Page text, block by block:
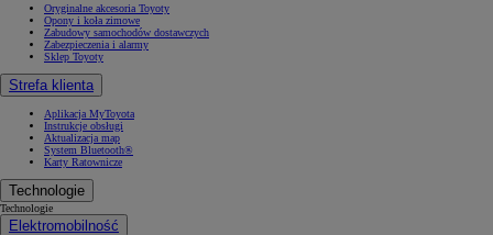
Oryginalne akcesoria Toyoty
Opony i koła zimowe
Zabudowy samochodów dostawczych
Zabezpieczenia i alarmy
Sklep Toyoty
Strefa klienta
Aplikacja MyToyota
Instrukcje obsługi
Aktualizacja map
System Bluetooth®
Karty Ratownicze
Technologie
Technologie
Elektromobilność